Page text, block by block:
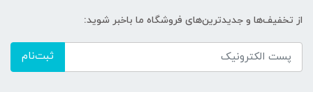
از تخفیف‌ها و جدیدترین‌های فروشگاه ما باخبر شوید:
ثبت‌نام